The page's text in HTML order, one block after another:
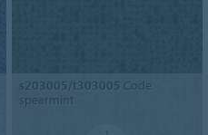
s203005/t303005 Code
spearmint